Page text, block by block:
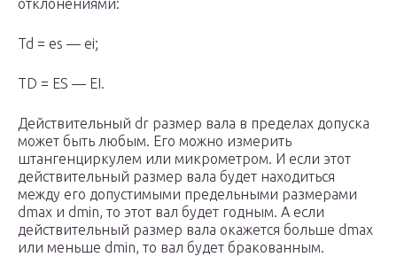
отклонениями:
Td = es — ei;
TD = ES — ЕI.
Действительный dr размер вала в пределах допуска
может быть любым. Его можно измерить
штангенциркулем или микрометром. И если этот
действительный размер вала будет находиться
между его допустимыми предельными размерами
dmax и dmin, то этот вал будет годным. А если
действительный размер вала окажется больше dmax
или меньше dmin, то вал будет бракованным.